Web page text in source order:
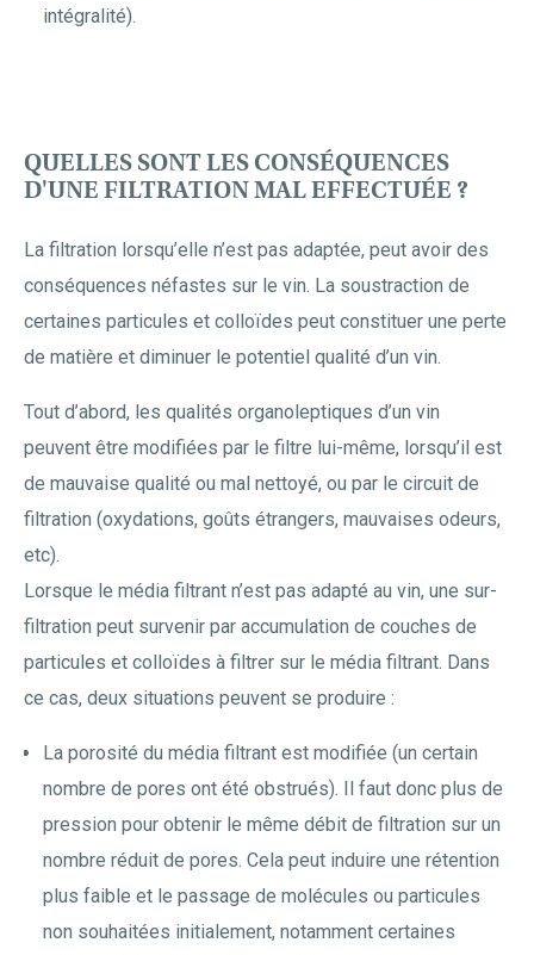
intégralité).
QUELLES SONT LES CONSÉQUENCES
D'UNE FILTRATION MAL EFFECTUÉE ?
La filtration lorsqu’elle n’est pas adaptée, peut avoir des
conséquences néfastes sur le vin. La soustraction de
certaines particules et colloïdes peut constituer une perte
de matière et diminuer le potentiel qualité d’un vin.
Tout d’abord, les qualités organoleptiques d’un vin
peuvent être modifiées par le filtre lui-même, lorsqu’il est
de mauvaise qualité ou mal nettoyé, ou par le circuit de
filtration (oxydations, goûts étrangers, mauvaises odeurs,
etc).
Lorsque le média filtrant n’est pas adapté au vin, une sur-
filtration peut survenir par accumulation de couches de
particules et colloïdes à filtrer sur le média filtrant. Dans
ce cas, deux situations peuvent se produire :
La porosité du média filtrant est modifiée (un certain
nombre de pores ont été obstrués). Il faut donc plus de
pression pour obtenir le même débit de filtration sur un
nombre réduit de pores. Cela peut induire une rétention
plus faible et le passage de molécules ou particules
non souhaitées initialement, notamment certaines